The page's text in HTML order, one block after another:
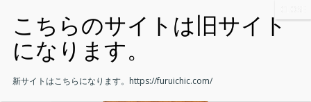
新サイトはこちらになります。 https://furuichic.com/